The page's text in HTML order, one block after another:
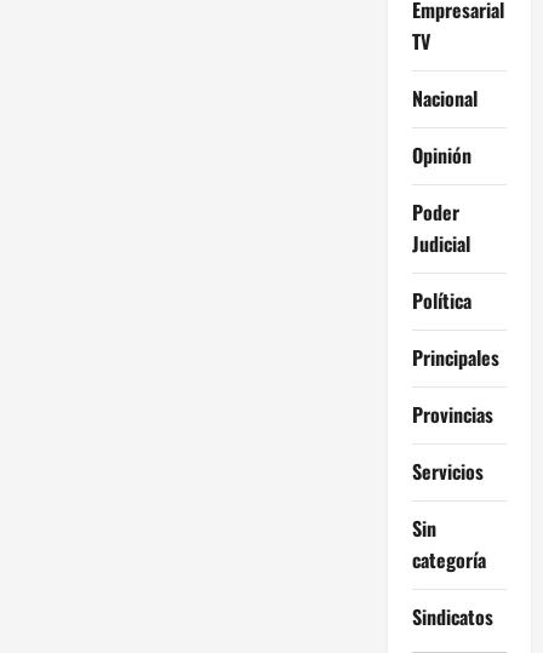
Empresarial
TV
Nacional
Opinión
Poder
Judicial
Política
Principales
Provincias
Servicios
Sin
categoría
Sindicatos